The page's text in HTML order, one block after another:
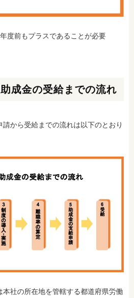
度前もプラスであることが必要
成金の受給までの流れ
請から受給までの流れは以下のとおり
社の所在地を管轄する都道府県労働